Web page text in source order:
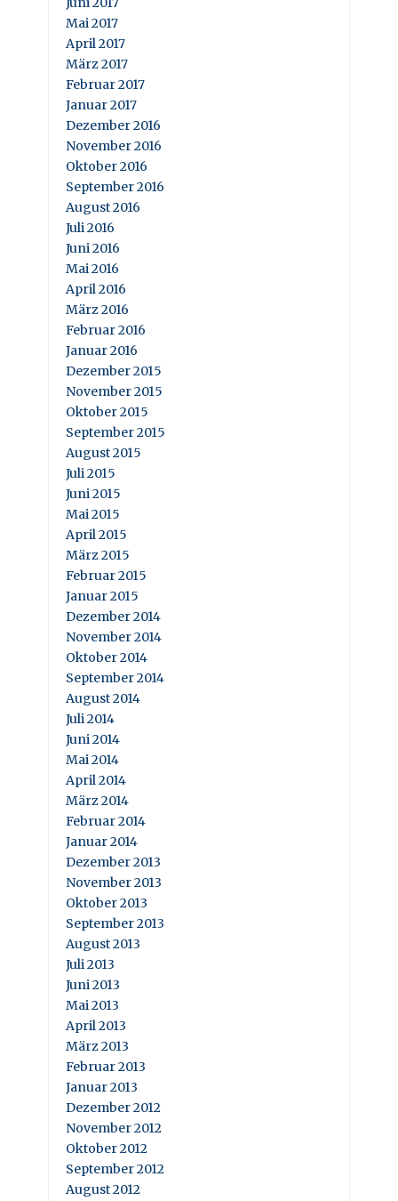
Mai 2017
April 2017
März 2017
Februar 2017
Januar 2017
Dezember 2016
November 2016
Oktober 2016
September 2016
August 2016
Juli 2016
Juni 2016
Mai 2016
April 2016
März 2016
Februar 2016
Januar 2016
Dezember 2015
November 2015
Oktober 2015
September 2015
August 2015
Juli 2015
Juni 2015
Mai 2015
April 2015
März 2015
Februar 2015
Januar 2015
Dezember 2014
November 2014
Oktober 2014
September 2014
August 2014
Juli 2014
Juni 2014
Mai 2014
April 2014
März 2014
Februar 2014
Januar 2014
Dezember 2013
November 2013
Oktober 2013
September 2013
August 2013
Juli 2013
Juni 2013
Mai 2013
April 2013
März 2013
Februar 2013
Januar 2013
Dezember 2012
November 2012
Oktober 2012
September 2012
August 2012